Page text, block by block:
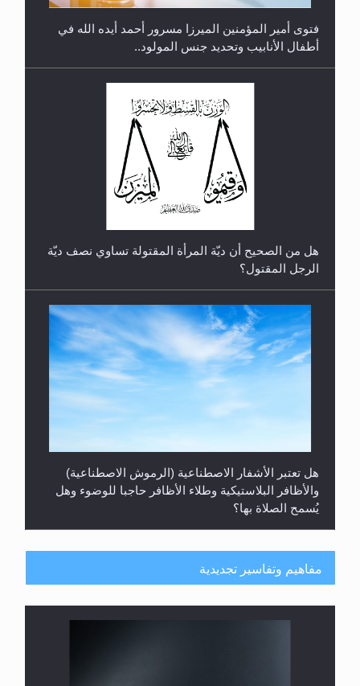
رأيٌ في لغة المسيح الموعود عليه السلام.. 4...
فتوى أمير المؤمنين الميرزا مسرور أحمد أيده الله في
أطفال الأنابيب وتحديد جنس المولود..
هل من الصحيح أن ديّة المرأة المقتولة تساوي نصف ديّة
الرجل المقتول؟
هل تعتبر الأشفار الاصطناعية (الرموش الاصطناعية)
والأظافر البلاستيكية وطلاء الأظافر حاجبا للوضوء وهل
يُسمح الصلاة بها؟
مفاهيم وتفاسير تجديدية